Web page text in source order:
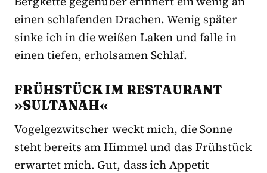
einen schlafenden Drachen. Wenig später
sinke ich in die weißen Laken und falle in
einen tiefen, erholsamen Schlaf.
FRÜHSTÜCK IM RESTAURANT
»SULTANAH«
Vogelgezwitscher weckt mich, die Sonne
steht bereits am Himmel und das Frühstück
erwartet mich. Gut, dass ich Appetit